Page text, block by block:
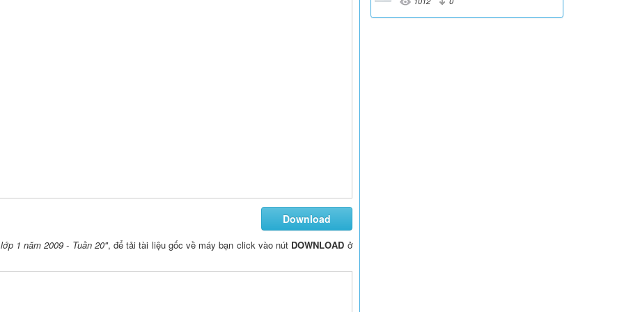
Download
1 năm 2009 - Tuần 20", để tải tài liệu gốc về máy bạn click vào nút DOWNLOAD ở